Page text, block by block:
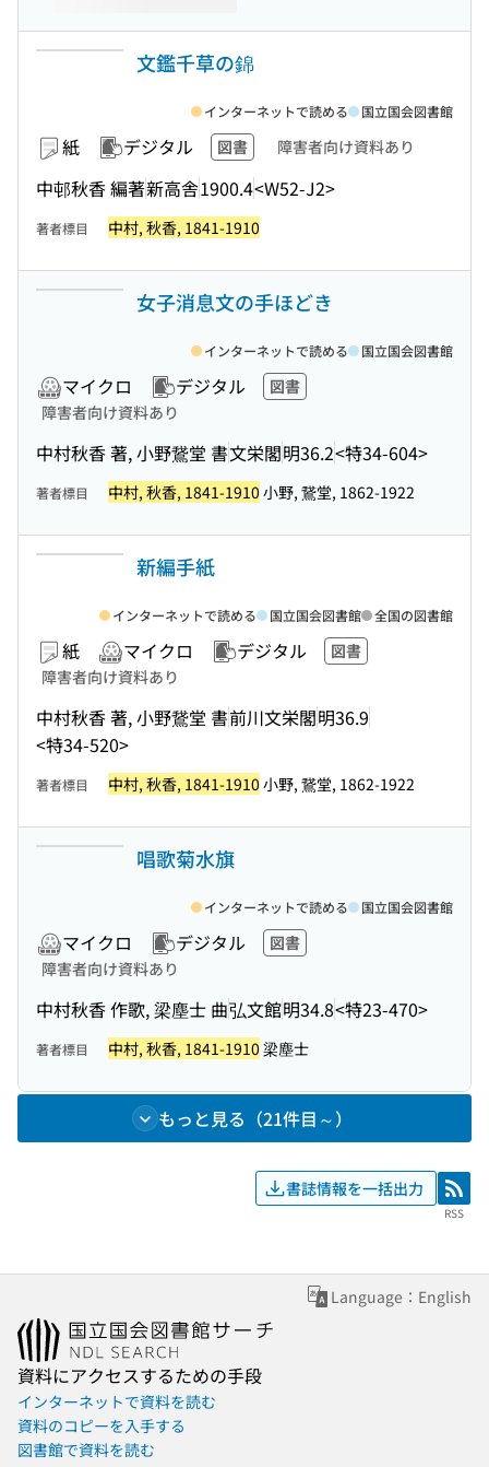
文鑑千草の錦
紙 デジタル 図書 障害者向け資料あり
中邨秋香 編著新高舎1900.4<W52-J2>
インターネットで読める 国立国会図書館
著者標目 中村, 秋香, 1841-1910
女子消息文の手ほどき
マイクロ デジタル
図書
障害者向け資料あり
中村秋香 著, 小野鵞堂 書文栄閣明36.2<特34-604>
インターネットで読める 国立国会図書館
著者標目 中村, 秋香, 1841-1910 小野, 鵞堂, 1862-1922
新編手紙
紙 マイクロ デジタル
図書
障害者向け資料あり
中村秋香 著, 小野鵞堂 書前川文栄閣明36.9
<特34-520>
インターネットで読める 国立国会図書館 全国の図書館
著者標目 中村, 秋香, 1841-1910 小野, 鵞堂, 1862-1922
唱歌菊水旗
マイクロ デジタル
図書
障害者向け資料あり
中村秋香 作歌, 梁塵士 曲弘文館明34.8<特23-470>
インターネットで読める 国立国会図書館
著者標目 中村, 秋香, 1841-1910 梁塵士
もっと見る（21件目～）
書誌情報を一括出力 RSS
RSS
Language：English
資料にアクセスするための手段
インターネットで資料を読む
資料のコピーを入手する
図書館で資料を読む